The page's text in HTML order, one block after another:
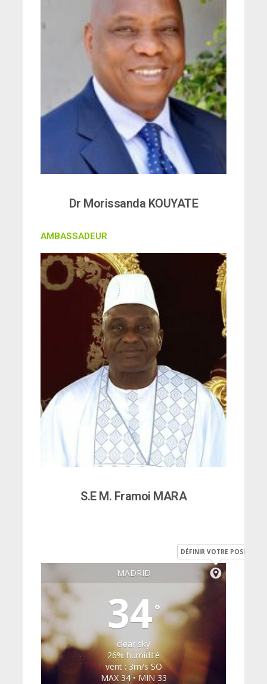
Dr Morissanda KOUYATE
AMBASSADEUR
S.E M. Framoi MARA
MADRID
DÉFINIR VOTRE POSITION
34°
clear sky
26% humidité
vent : 3m/s SO
MAX 34 • MIN 33